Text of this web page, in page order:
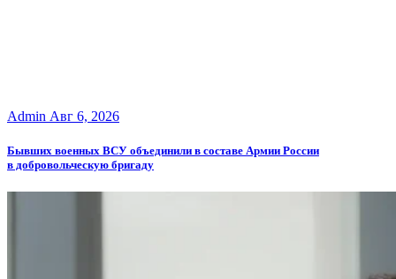
Admin Авг 6, 2026
Бывших военных ВСУ объединили в составе Армии России
в добровольческую бригаду